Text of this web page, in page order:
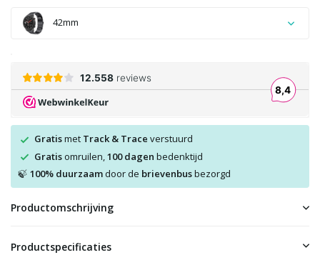
42mm
Gratismet Track & Trace verstuurd
Gratisomruilen, 100 dagen bedenktijd
🍃 100% duurzaamdoor de brievenbusbezorgd
Productomschrijving
Productspecificaties